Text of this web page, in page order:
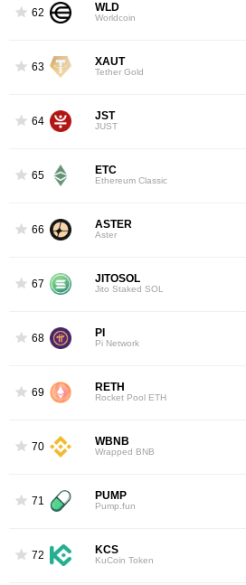
62 WLD
Worldcoin
63 XAUT
Tether Gold
64 JST
JUST
65 ETC
Ethereum Classic
66 ASTER
Aster
67 JITOSOL
Jito Staked SOL
68 PI
Pi Network
69 RETH
Rocket Pool ETH
70 WBNB
Wrapped BNB
71 PUMP
Pump.fun
72 KCS
KuCoin Token